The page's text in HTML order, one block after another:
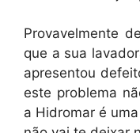
Provavelmente
que a sua
apresentou
este problema
a Hidromar é